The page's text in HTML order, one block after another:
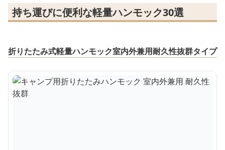
持ち運びに便利な軽量ハンモック30選
折りたたみ式軽量ハンモック室内外兼用耐久性抜群タイプ